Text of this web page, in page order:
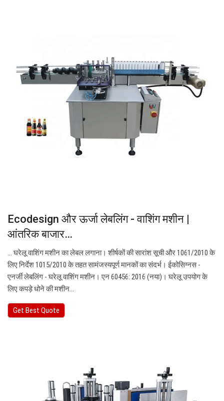
Ecodesign और ऊर्जा लेबलिंग - वाशिंग मशीन |
आंतरिक बाजार…
... घरेलू वाशिंग मशीन का लेबल लगाना। शीर्षकों की सारांश सूची और 1061/2010 के
लिए निर्देश 1015/2010 के तहत सामंजस्यपूर्ण मानकों का संदर्भ। ईकोसिग्नस -
एनर्जी लेबलिंग - घरेलू वाशिंग मशीन। एन 60456: 2016 (नया)। घरेलू उपयोग के
लिए कपड़े धोने की मशीन…
Get Best Quote